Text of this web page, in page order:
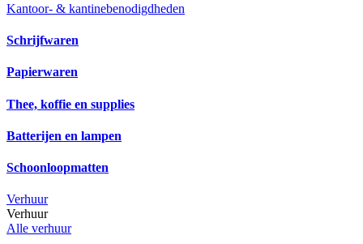
Kantoor- & kantinebenodigdheden
Schrijfwaren
Papierwaren
Thee, koffie en supplies
Batterijen en lampen
Schoonloopmatten
Verhuur
Verhuur
Alle verhuur